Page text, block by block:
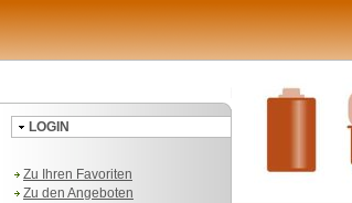
LOGIN
Zu Ihren Favoriten
Zu den Angeboten